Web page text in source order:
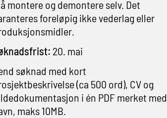
montere og demontere selv. Det
foreløpig ikke vederlag eller
20. mai
søknad med kort
(ca 500 ord), CV og
i én PDF merket med
maks 10MB.